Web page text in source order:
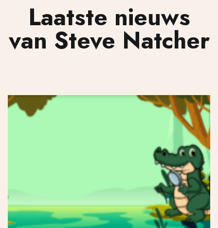
Laatste nieuws
van Steve Natcher